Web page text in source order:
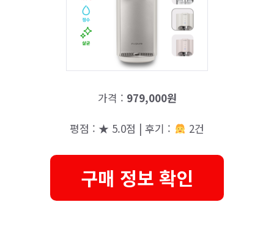
가격 : 979,000원
평점 : ★ 5.0점 | 후기 : 2건
구매 정보 확인